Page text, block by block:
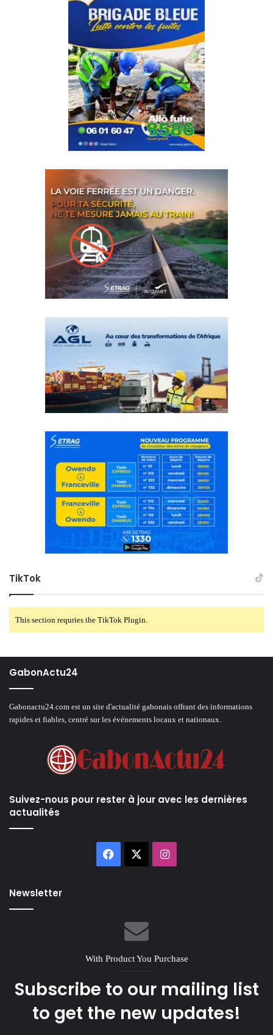
TikTok
This section requries the TikTok Plugin.
GabonActu24
Gabonactu24.com est un site d'actualité gabonais offrant des informations
rapides et fiables, centré sur les événements locaux et nationaux.
Suivez-nous pour rester à jour avec les dernières
actualités
Facebook Instagram
Newsletter
With Product You Purchase
Subscribe to our mailing list
to get the new updates!